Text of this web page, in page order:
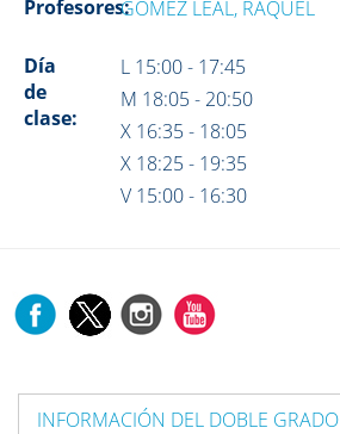
Profesores:GOMEZ LEAL, RAQUEL
Día
de
clase:
L 15:00 - 17:45
M 18:05 - 20:50
X 16:35 - 18:05
X 18:25 - 19:35
V 15:00 - 16:30
INFORMACIÓN DEL DOBLE GRADO